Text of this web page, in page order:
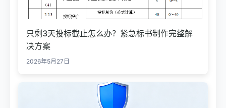
只剩3天投标截止怎么办？紧急标书制作完整解
决方案
2026年5月27日